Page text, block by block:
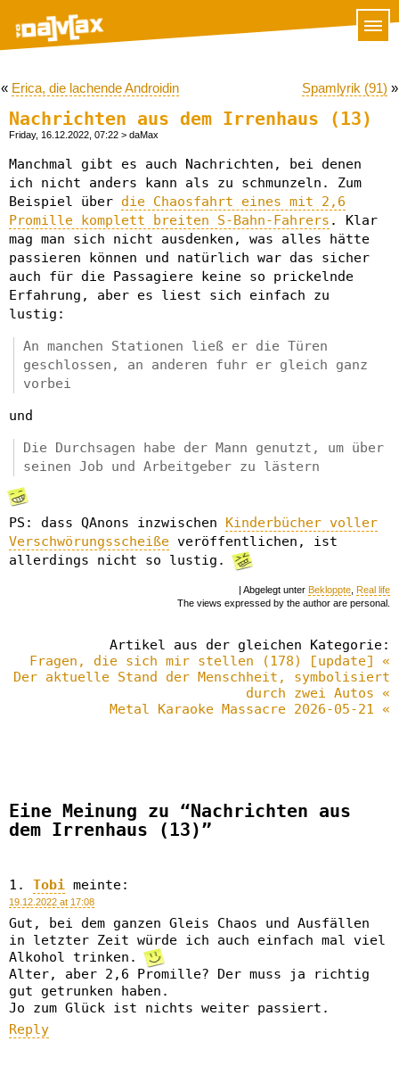
« Erica, die lachende Androidin Spamlyrik (91) »
Nachrichten aus dem Irrenhaus (13)
Friday, 16.12.2022, 07:22 > daMax
Manchmal gibt es auch Nachrichten, bei denen
ich nicht anders kann als zu schmunzeln. Zum
Beispiel über die Chaosfahrt eines mit 2,6
Promille komplett breiten S-Bahn-Fahrers . Klar
mag man sich nicht ausdenken, was alles hätte
passieren können und natürlich war das sicher
auch für die Passagiere keine so prickelnde
Erfahrung, aber es liest sich einfach zu
lustig:
An manchen Stationen ließ er die Türen
geschlossen, an anderen fuhr er gleich ganz
vorbei
und
Die Durchsagen habe der Mann genutzt, um über
seinen Job und Arbeitgeber zu lästern
PS: dass QAnons inzwischen Kinderbücher voller
Verschwörungsscheiße veröffentlichen, ist
allerdings nicht so lustig.
| Abgelegt unter Bekloppte Real life
The views expressed by the author are personal.
Artikel aus der gleichen Kategorie:
Fragen, die sich mir stellen (178) [update] «
Der aktuelle Stand der Menschheit, symbolisiert
durch zwei Autos «
Metal Karaoke Massacre 2026-05-21 «
Eine Meinung zu “Nachrichten aus
dem Irrenhaus (13)”
Tobi meinte:
19.12.2022 at 17:08
Gut, bei dem ganzen Gleis Chaos und Ausfällen
in letzter Zeit würde ich auch einfach mal viel
Alkohol trinken.
Alter, aber 2,6 Promille? Der muss ja richtig
gut getrunken haben.
Jo zum Glück ist nichts weiter passiert.
Reply